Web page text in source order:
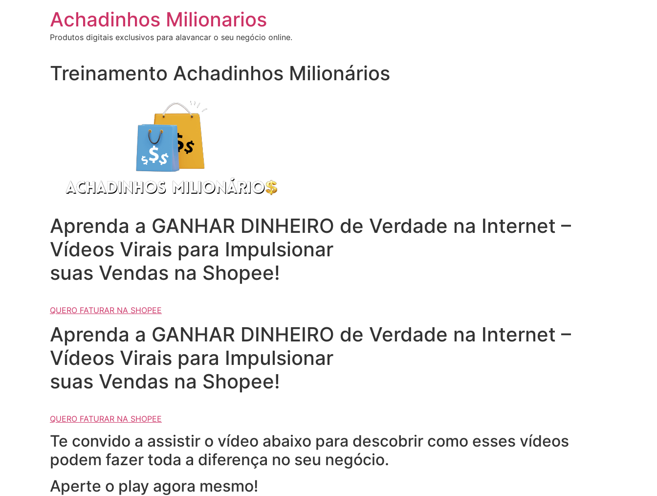
Achadinhos Milionarios
Produtos digitais exclusivos para alavancar o seu negócio online.
Treinamento Achadinhos Milionários
Aprenda a GANHAR DINHEIRO de Verdade na Internet –
Vídeos Virais para Impulsionar
suas Vendas na Shopee!
QUERO FATURAR NA SHOPEE
Aprenda a GANHAR DINHEIRO de Verdade na Internet –
Vídeos Virais para Impulsionar
suas Vendas na Shopee!
QUERO FATURAR NA SHOPEE
Te convido a assistir o vídeo abaixo para descobrir como esses vídeos
podem fazer toda a diferença no seu negócio.
Aperte o play agora mesmo!